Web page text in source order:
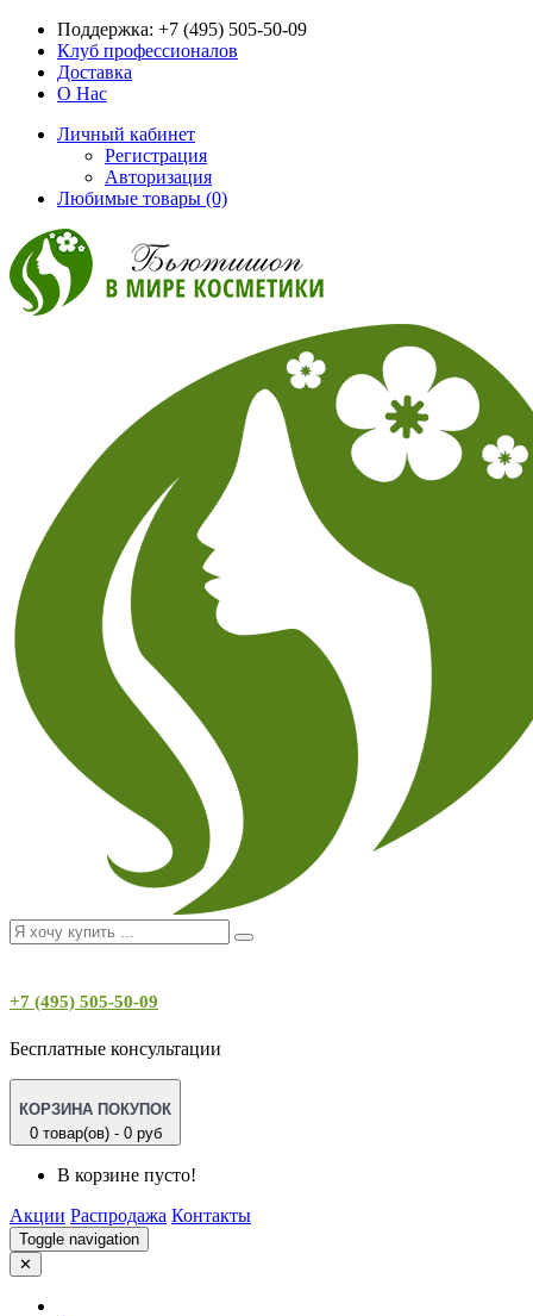
Поддержка: +7 (495) 505-50-09
Клуб профессионалов
Доставка
О Нас
Личный кабинет
Регистрация
Авторизация
Любимые товары (0)
+7 (495) 505-50-09
Бесплатные консультации
КОРЗИНА ПОКУПОК
0 товар(ов) - 0 руб
В корзине пусто!
Акции Распродажа Контакты
Toggle navigation
✕